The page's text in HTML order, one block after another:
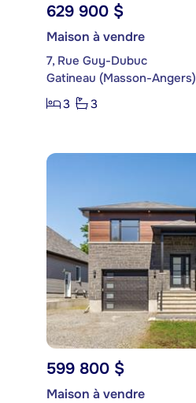
629 900 $
Maison à vendre
7, Rue Guy-Dubuc
Gatineau (Masson-Angers)
3
3
599 800 $
Maison à vendre